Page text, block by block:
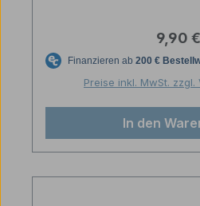
9,90 €
Preise inkl. MwSt.
In den